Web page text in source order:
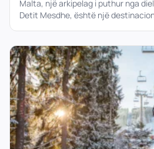
Malta, një arkipelag i puthur nga
Detit Mesdhe, është një